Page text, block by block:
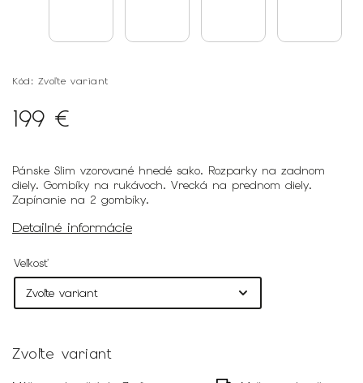
Kód: Zvoľte variant
199 €
Pánske Slim vzorované hnedé sako. Rozparky na zadnom
diely. Gombíky na rukávoch. Vrecká na prednom diely.
Zapínanie na 2 gombíky.
Detailné informácie
Veľkosť
Zvoľte variant